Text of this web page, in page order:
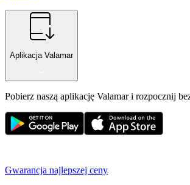
Aplikacja Valamar
Pobierz naszą aplikację Valamar i rozpocznij
Gwarancja najlepszej ceny